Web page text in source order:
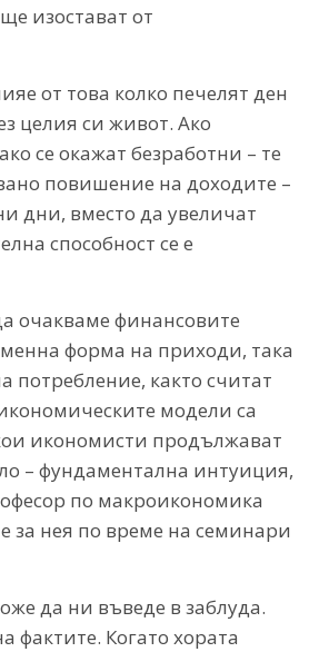
изостават от
от това колко печелят ден
целия си живот. Ако
се окажат безработни – те
повишение на доходите –
дни, вместо да увеличат
способност се е
очакваме финансовите
форма на приходи, така
както считат
модели са
икономисти продължават
– фундаментална интуиция,
по макроикономика
за нея по време на семинари
да ни въведе в заблуда.
фактите. Когато хората